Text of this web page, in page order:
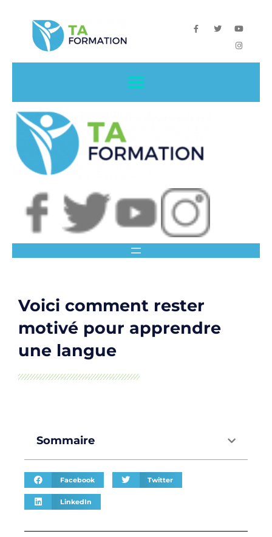
Voici comment rester
motivé pour apprendre
une langue
Sommaire
Facebook Twitter
LinkedIn